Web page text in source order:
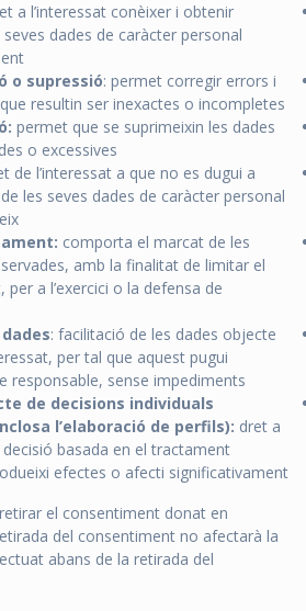
a l’interessat conèixer i obtenir
dades de caràcter personal
o supressió: permet corregir errors i
resultin ser inexactes o incompletes.
permet que se suprimeixin les dades
o excessives.
de l’interessat a que no es dugui a
les seves dades de caràcter personal
comporta el marcat de les
amb la finalitat de limitar el
a l’exercici o la defensa de
: facilitació de les dades objecte
per tal que aquest pugui
responsable, sense impediments.
de decisions individuals
l’elaboració de perfils): dret a
basada en el tractament
efectes o afecti significativament.
el consentiment donat en
del consentiment no afectarà la
abans de la retirada del